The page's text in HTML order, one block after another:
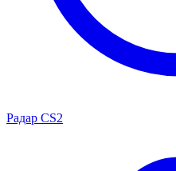
Радар CS2